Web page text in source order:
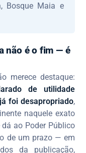
Bosque Maia e
não é o fim — é
merece destaque:
de utilidade
foi desapropriado,
naquele exato
ao Poder Público
de um prazo — em
da publicação,